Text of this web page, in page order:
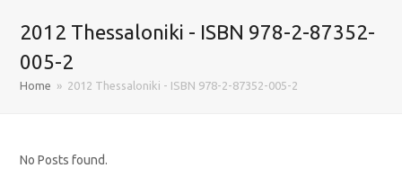
2012 Thessaloniki - ISBN 978-2-87352-
005-2
Home » 2012 Thessaloniki - ISBN 978-2-87352-005-2
No Posts found.